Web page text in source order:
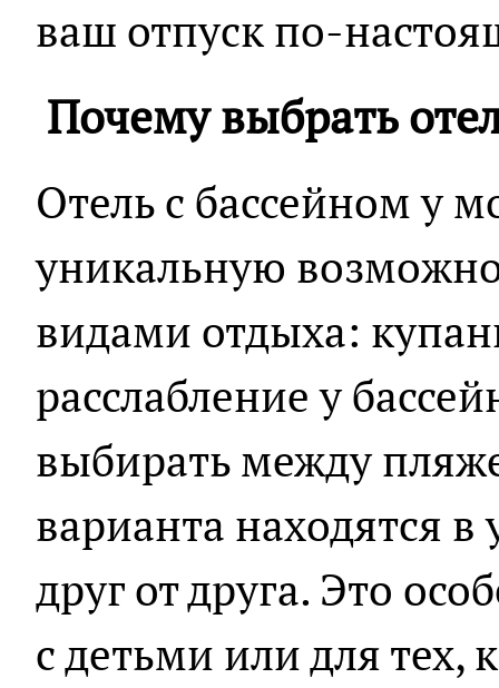
ваш отпуск по-
Почему выбрать
Отель с бассейном у
уникальную
видами отдыха:
расслабление у
выбирать между
варианта находятся
друг от друга. Это
с детьми или для тех,